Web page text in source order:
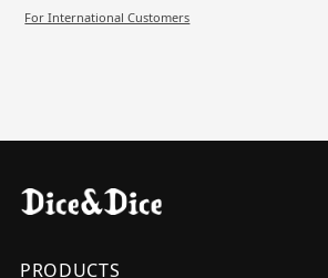
For International Customers
PRODUCTS